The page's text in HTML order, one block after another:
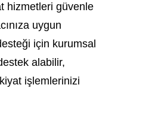
hizmetleri güvenle
uygun
için kurumsal
alabilir,
işlemlerinizi